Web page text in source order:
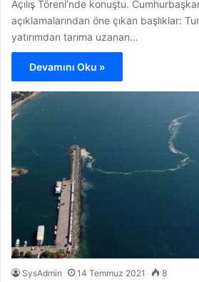
Açılış Töreni’nde konuştu.
açıklamalarından öne çıkan başlıklar:
yatırımdan tarıma uzanan…
Devamını Oku »
SysAdmin 14 Temmuz 2021 8